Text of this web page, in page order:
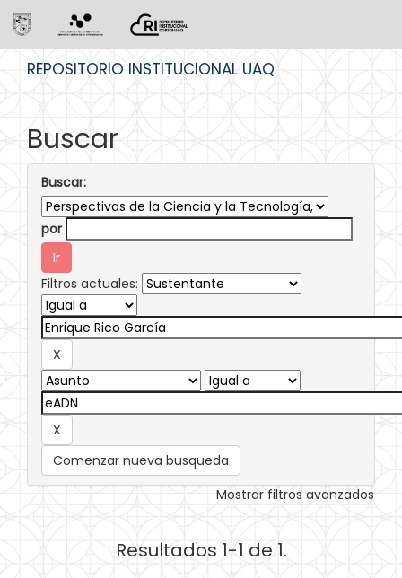
REPOSITORIO INSTITUCIONAL UAQ
Buscar
Buscar:
por
Filtros actuales:
Comenzar nueva busqueda
Mostrar filtros avanzados
Resultados 1-1 de 1.